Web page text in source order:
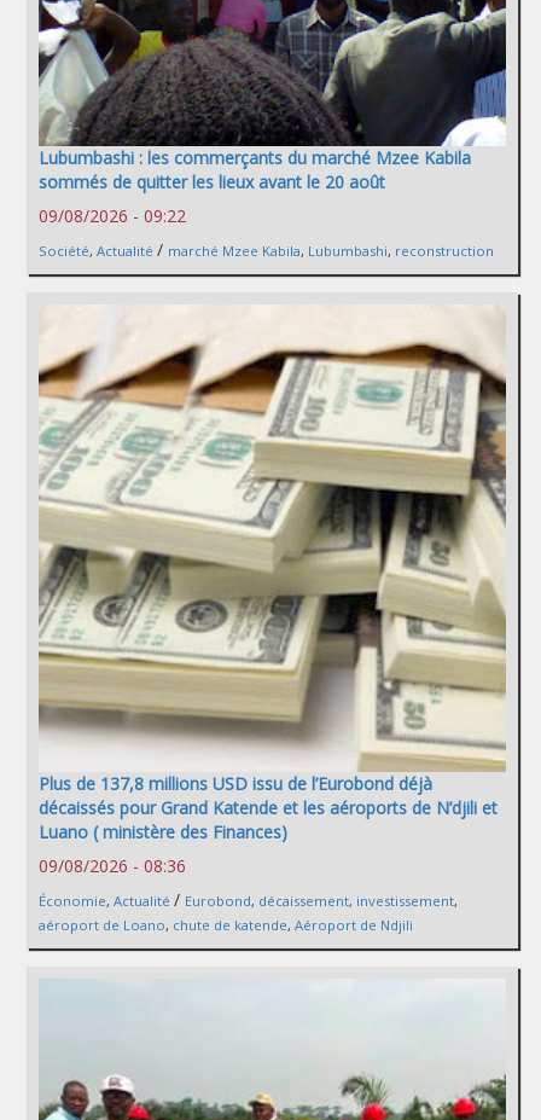
Lubumbashi : les commerçants du marché Mzee Kabila
sommés de quitter les lieux avant le 20 août
09/08/2026 - 09:22
Société, Actualité / marché Mzee Kabila, Lubumbashi, reconstruction
Plus de 137,8 millions USD issu de l’Eurobond déjà
décaissés pour Grand Katende et les aéroports de N’djili et
Luano ( ministère des Finances)
09/08/2026 - 08:36
Économie, Actualité / Eurobond, décaissement, investissement,
aéroport de Loano, chute de katende, Aéroport de Ndjili